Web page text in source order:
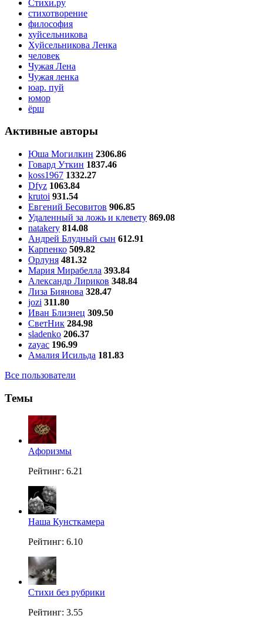
Стихи.ру
стихотворение
философия
хуйсельникова
Хуйсельникова Ленка
человек
Чужая Лена
Чужая ленка
юар. пуй
юмор
ёрш
Активные авторы
Юша Могилкин 2306.86
Говард Уткин 1837.46
koss1967 1332.27
Dfyz 1063.84
krutoi 931.54
Евгений Бесовитов 906.85
Удаленный за ложь и клевету 869.08
natakery 814.08
Андрей Блудный сын 612.91
Карпенко 509.82
Орлуня 481.32
Мария Мирабелла 393.84
Александр Лириков 348.84
Лиза Биянова 328.47
jozi 311.80
Иван Близнец 309.50
СветНик 284.98
sladenko 206.37
zayac 196.99
Амалия Исильда 181.83
Все пользователи
Темы
Aфоризмы
Рейтинг: 6.21
Наша Кунсткамера
Рейтинг: 6.10
Стихи без рубрики
Рейтинг: 3.55